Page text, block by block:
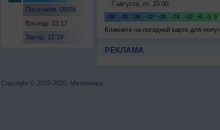
Посл.четв. 06/08
Восход: 23:17
Заход: 12:19
Кликните на погодной карте для
РЕКЛАМА
Copyright © 2009-2026, Метеонова